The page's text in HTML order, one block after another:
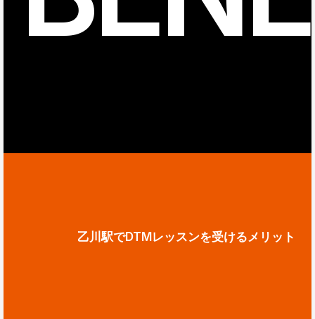
乙川駅でDTMレッスンを受けるメリット